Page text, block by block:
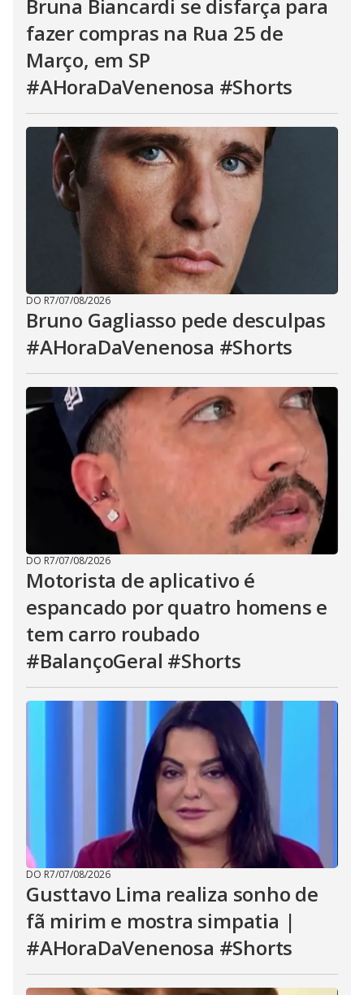
Bruna Biancardi se disfarça para
fazer compras na Rua 25 de
Março, em SP
#AHoraDaVenenosa #Shorts
DO R7/07/08/2026
Bruno Gagliasso pede desculpas
#AHoraDaVenenosa #Shorts
DO R7/07/08/2026
Motorista de aplicativo é
espancado por quatro homens e
tem carro roubado
#BalançoGeral #Shorts
DO R7/07/08/2026
Gusttavo Lima realiza sonho de
fã mirim e mostra simpatia |
#AHoraDaVenenosa #Shorts